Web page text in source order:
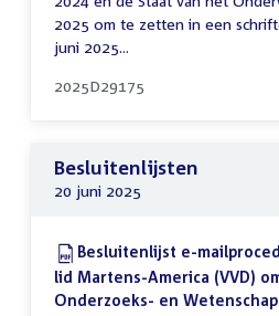
2025 om te zetten in een
juni 2025...
2025D29175
Besluitenlijsten
20 juni 2025
Download:
Besluitenlijst e-
lid Martens-America (VVD)
Onderzoeks- en